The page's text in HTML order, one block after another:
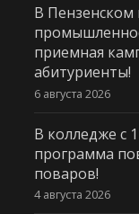
В
приемная
абитуриенты!
6 августа 2026
В колледже с
программа
поваров!
4 августа 2026